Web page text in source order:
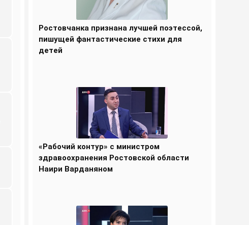
Ростовчанка признана лучшей поэтессой,
пишущей фантастические стихи для
детей
«Рабочий контур» с министром
здравоохранения Ростовской области
Наири Варданяном